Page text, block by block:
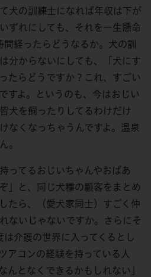
犬の訓練士になれば年収は下が
ずれにしても、それを一生懸命
経ったらどうなるか。犬の訓
分からないにしても、「犬にす
たらどうですか？これ、すごい
すよ。というのも、今はおじい
犬を飼ったりしてるわけだけ
なくなっちゃうんですよ。温泉
。
ってるおじいちゃんやおばあ
」と、同じ犬種の顧客をまとめ
たら、（愛犬家同士）すごく仲
ないじゃないですか。さらにそ
介護の世界に入ってくるとし
アコンの経験を持っている人
んとなくできるかもしれない」